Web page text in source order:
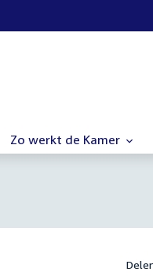
Zo werkt de Kamer